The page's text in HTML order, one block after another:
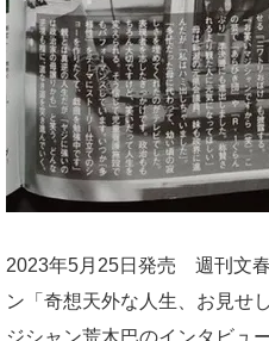
2023年5月25日発売 週刊文
ン「奇想天外な人生、お見せ
ジシャン荒木巴のインタビュ